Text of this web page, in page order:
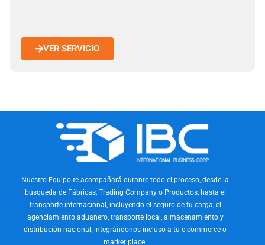
VER SERVICIO
Nuestro Equipo te acompañará durante todo el proceso, desde la
búsqueda de Fábricas, Trading Company o Productos, hasta el
transporte internacional, incluyendo el seguro de tu carga, el
agenciamiento aduanero, transporte local, almacenamiento y
distribución nacional, integrándonos incluso a tu e-commerce o
market place.